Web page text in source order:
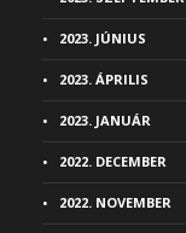
2023. JÚNIUS
2023. ÁPRILIS
2023. JANUÁR
2022. DECEMBER
2022. NOVEMBER